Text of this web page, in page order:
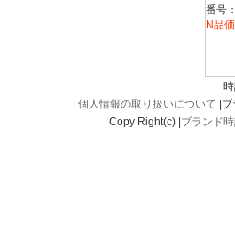
グラ
番号
N品
個人情報の取り扱いについて |
Copy Right(c) | ブランド